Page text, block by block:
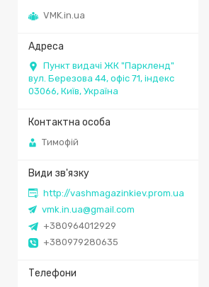
VMK.in.ua
Пункт видачі ЖК "Паркленд"
вул. Березова 44, офіс 71, індекс
03066, Київ, Україна
Тимофій
http://vashmagazinkiev.prom.ua
vmk.in.ua@gmail.com
+380964012929
+380979280635